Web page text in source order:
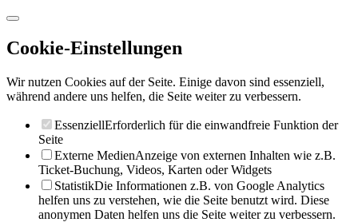
Cookie-Einstellungen
Wir nutzen Cookies auf der Seite. Einige davon sind essenziell,
während andere uns helfen, die Seite weiter zu verbessern.
EssenziellErforderlich für die einwandfreie Funktion der
Seite
Externe MedienAnzeige von externen Inhalten wie z.B.
Ticket-Buchung, Videos, Karten oder Widgets
StatistikDie Informationen z.B. von Google Analytics
helfen uns zu verstehen, wie die Seite benutzt wird. Diese
anonymen Daten helfen uns die Seite weiter zu verbessern.